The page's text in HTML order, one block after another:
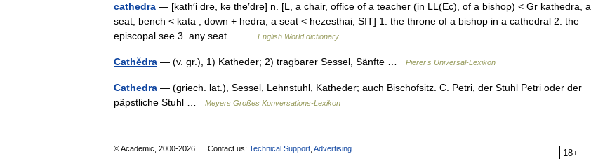
cathedra — [kath′i drə, kə thē′drə] n. [L, a chair, office of a teacher (in LL(Ec), of a bishop) < Gr kathedra, a
seat, bench < kata , down + hedra, a seat < hezesthai, SIT] 1. the throne of a bishop in a cathedral 2. the
episcopal see 3. any seat… …
English World dictionary
Cathĕdra — (v. gr.), 1) Katheder; 2) tragbarer Sessel, Sänfte … Pierer's Universal-Lexikon
Cathedra — (griech. lat.), Sessel, Lehnstuhl, Katheder; auch Bischofsitz. C. Petri, der Stuhl Petri oder der
päpstliche Stuhl …
Meyers Großes Konversations-Lexikon
18+
© Academic, 2000-2026 Contact us: Technical Support Advertising